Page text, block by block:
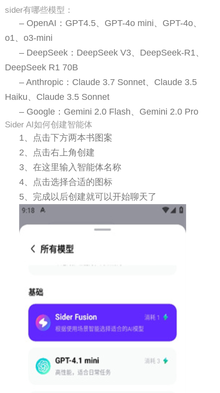
sider有哪些模型：
– OpenAI：GPT4.5、GPT-4o mini、GPT-4o、
o1、o3-mini
– DeepSeek：DeepSeek V3、DeepSeek-R1、
DeepSeek R1 70B
– Anthropic：Claude 3.7 Sonnet、Claude 3.5
Haiku、Claude 3.5 Sonnet
– Google：Gemini 2.0 Flash、Gemini 2.0 Pro
Sider AI如何创建智能体
1、点击下方两本书图案
2、点击右上角创建
3、在这里输入智能体名称
4、点击选择合适的图标
5、完成以后创建就可以开始聊天了